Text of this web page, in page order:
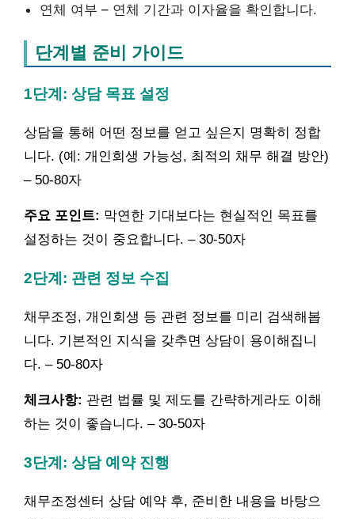
연체 여부 – 연체 기간과 이자율을 확인합니다.
단계별 준비 가이드
1단계: 상담 목표 설정
상담을 통해 어떤 정보를 얻고 싶은지 명확히 정합
니다. (예: 개인회생 가능성, 최적의 채무 해결 방안)
– 50-80자
주요 포인트: 막연한 기대보다는 현실적인 목표를
설정하는 것이 중요합니다. – 30-50자
2단계: 관련 정보 수집
채무조정, 개인회생 등 관련 정보를 미리 검색해봅
니다. 기본적인 지식을 갖추면 상담이 용이해집니
다. – 50-80자
체크사항: 관련 법률 및 제도를 간략하게라도 이해
하는 것이 좋습니다. – 30-50자
3단계: 상담 예약 진행
채무조정센터 상담 예약 후, 준비한 내용을 바탕으